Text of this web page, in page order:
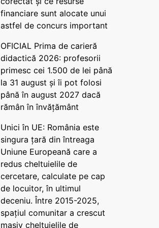
financiare sunt alocate unui
astfel de concurs important
OFICIAL Prima de carieră
didactică 2026: profesorii
primesc cei 1.500 de lei până
la 31 august și îi pot folosi
până în august 2027 dacă
rămân în învățământ
Unici în UE: România este
singura țară din întreaga
Uniune Europeană care a
redus cheltuielile de
cercetare, calculate pe cap
de locuitor, în ultimul
deceniu. Între 2015-2025,
spațiul comunitar a crescut
masiv cheltuielile de